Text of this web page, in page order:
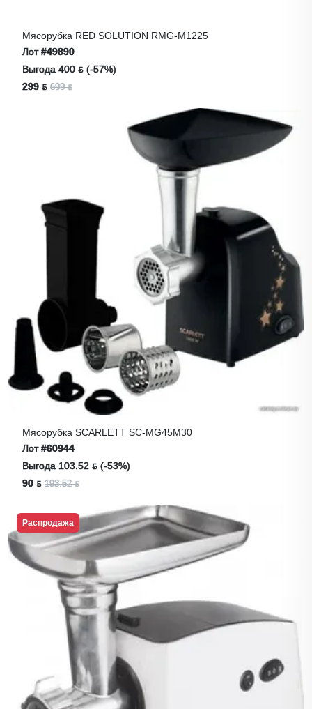
Мясорубка RED SOLUTION RMG-M1225
Лот#49890
Выгода 400 ƃ (-57%)
299 ƃ 699 ƃ
Мясорубка SCARLETT SC-MG45M30
Лот#60944
Выгода 103.52 ƃ (-53%)
90 ƃ 193.52 ƃ
Распродажа